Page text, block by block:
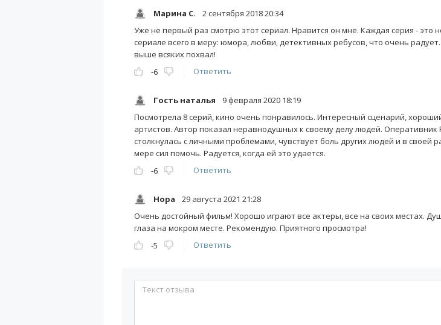
Марина С.
2 сентября 2018 20:34
Уже не первый раз смотрю этот сериал. Нравится он мне. Каждая серия - это
сериале всего в меру: юмора, любви, детективных ребусов, что очень
выше всяких похвал!
-6
Ответить
Гость наталья
9 февраля 2020 18:19
Посмотрела 8 серий, кино очень понравилось. Интересный сценарий,
артистов. Автор показал неравнодушных к своему делу людей. Оперативник
столкнулась с личными проблемами, чувствует боль других людей и в своей
мере сил помочь. Радуется, когда ей это удается.
-6
Ответить
Нора
29 августа 2021 21:28
Очень достойный фильм! Хорошо играют все актеры, все на своих местах.
глаза на мокром месте. Рекомендую. Приятного просмотра!
-5
Ответить